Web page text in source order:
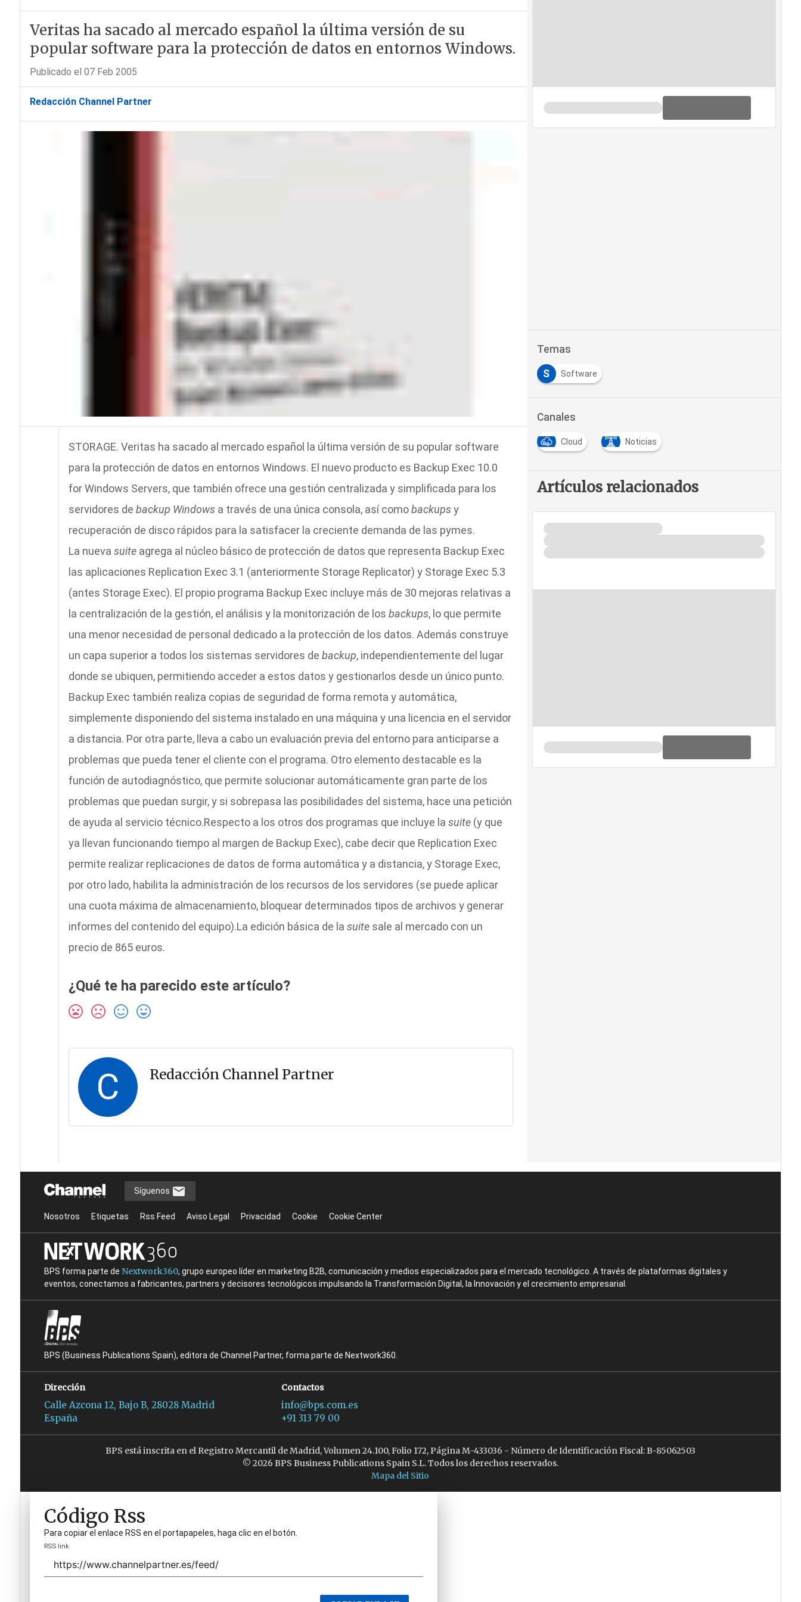
Veritas ha sacado al mercado español la última versión de su
popular software para la protección de datos en entornos Windows.
Publicado el 07 Feb 2005
Redacción Channel Partner
STORAGE. Veritas ha sacado al mercado español la última versión de su popular software
para la protección de datos en entornos Windows. El nuevo producto es Backup Exec 10.0
for Windows Servers, que también ofrece una gestión centralizada y simplificada para los
servidores de backup Windowsa través de una única consola, así comobackupsy
recuperación de disco rápidos para la satisfacer la creciente demanda de las pymes.
La nueva suiteagrega al núcleo básico de protección de datos que representa Backup Exec
las aplicaciones Replication Exec 3.1 (anteriormente Storage Replicator) y Storage Exec 5.3
(antes Storage Exec). El propio programa Backup Exec incluye más de 30 mejoras relativas a
la centralización de la gestión, el análisis y la monitorización de los backups, lo que permite
una menor necesidad de personal dedicado a la protección de los datos. Además construye
un capa superior a todos los sistemas servidores de backup, independientemente del lugar
donde se ubiquen, permitiendo acceder a estos datos y gestionarlos desde un único punto.
Backup Exec también realiza copias de seguridad de forma remota y automática,
simplemente disponiendo del sistema instalado en una máquina y una licencia en el servidor
a distancia. Por otra parte, lleva a cabo un evaluación previa del entorno para anticiparse a
problemas que pueda tener el cliente con el programa. Otro elemento destacable es la
función de autodiagnóstico, que permite solucionar automáticamente gran parte de los
problemas que puedan surgir, y si sobrepasa las posibilidades del sistema, hace una petición
de ayuda al servicio técnico.Respecto a los otros dos programas que incluye la suite(y que
ya llevan funcionando tiempo al margen de Backup Exec), cabe decir que Replication Exec
permite realizar replicaciones de datos de forma automática y a distancia, y Storage Exec,
por otro lado, habilita la administración de los recursos de los servidores (se puede aplicar
una cuota máxima de almacenamiento, bloquear determinados tipos de archivos y generar
informes del contenido del equipo).La edición básica de la suitesale al mercado con un
precio de 865 euros.
¿Qué te ha parecido este artículo?
C Redacción Channel Partner
Temas
S Software
Canales
Cloud Noticias
Artículos relacionados
Síguenos
Nosotros Etiquetas Rss Feed Aviso Legal Privacidad Cookie Cookie Center
BPS forma parte de Nextwork360, grupo europeo líder en marketing B2B, comunicación y medios especializados para el mercado tecnológico. A través de plataformas digitales y
eventos, conectamos a fabricantes, partners y decisores tecnológicos impulsando la Transformación Digital, la Innovación y el crecimiento empresarial.
BPS (Business Publications Spain), editora de Channel Partner, forma parte de Nextwork360.
Dirección
Calle Azcona 12, Bajo B, 28028 Madrid
España
Contactos
info@bps.com.es
+91 313 79 00
BPS está inscrita en el Registro Mercantil de Madrid, Volumen 24.100, Folio 172, Página M-433036 - Número de Identificación Fiscal: B-85062503
© 2026 BPS Business Publications Spain S.L. Todos los derechos reservados.
Mapa del Sitio
Código Rss
Para copiar el enlace RSS en el portapapeles, haga clic en el botón.
RSS link